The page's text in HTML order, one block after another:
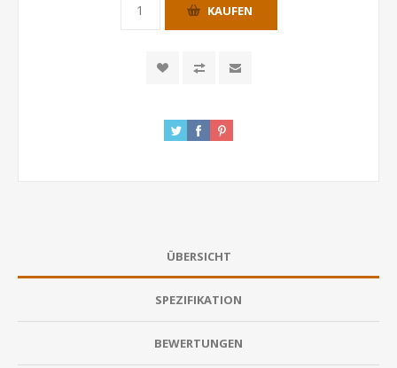
KAUFEN
ÜBERSICHT
SPEZIFIKATION
BEWERTUNGEN